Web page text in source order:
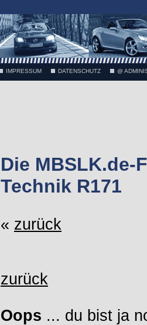
IMPRESSUM DATENSCHUTZ @
Die MBSLK.de-
Technik R171
« zurück
zurück
Oops ... du bist ja